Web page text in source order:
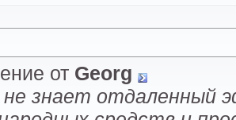
от Georg
не знает отдаленный